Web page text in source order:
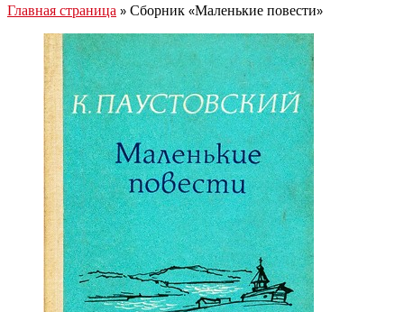
Главная страница » Сборник «Маленькие повести»